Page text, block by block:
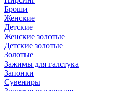
Броши
Женские
Детские
Женские золотые
Детские золотые
Золотые
Зажимы для галстука
Запонки
Сувениры